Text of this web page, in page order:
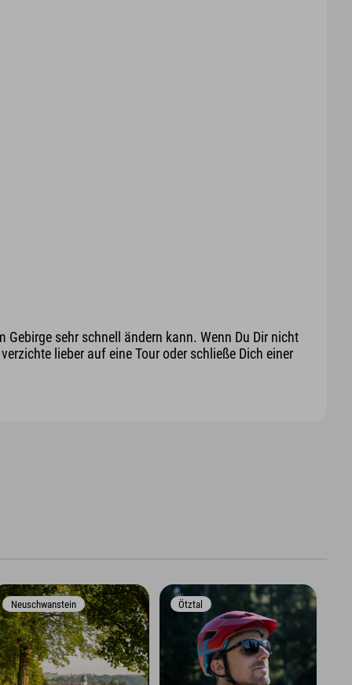
sehr schnell ändern kann. Wenn Du Dir nicht
lieber auf eine Tour oder schließe Dich einer
Neuschwanstein Ötztal